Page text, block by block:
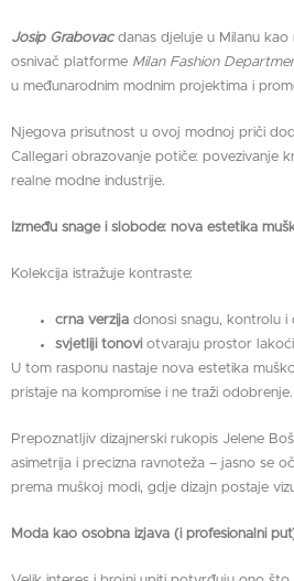
Josip Grabovacdanas djeluje u Milanu
osnivač platforme Milan Fashion
u međunarodnim modnim projektima i
Njegova prisutnost u ovoj modnoj priči
Callegari obrazovanje potiče: povezivanje
realne modne industrije.
Između snage i slobode: nova estetika
Kolekcija istražuje kontraste:
crna verzija donosi snagu, kontrolu i
svjetliji tonovi otvaraju prostor
U tom rasponu nastaje nova estetika
pristaje na kompromise i ne traži odobrenje.
Prepoznatljiv dizajnerski rukopis Jelene
asimetrija i precizna ravnoteža – jasno se
prema muškoj modi, gdje dizajn postaje
Moda kao osobna izjava (i profesionalni